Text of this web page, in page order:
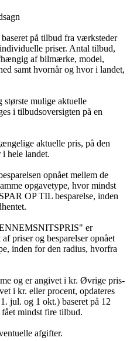
på tilbud fra værksteder
priser. Antal tilbud,
af bilmærke, model,
samt hvornår og hvor i landet,
største mulige aktuelle
i tilbudsoversigten på en
aktuelle pris, på den
hele landet.
opnået mellem de
opgavetype, hvor mindst
OP TIL besparelse, inden
er
priser og besparelser opnået
inden for den radius, hvorfra
og er angivet i kr. Øvrige pris-
i kr. eller procent, opdateres
jul. og 1 okt.) baseret på 12
fået mindst fire tilbud.
afgifter.